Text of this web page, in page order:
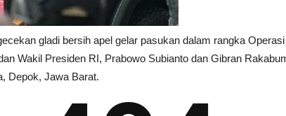
gladi bersih apel gelar pasukan dalam rangka
Wakil Presiden RI, Prabowo Subianto dan Gibran
Depok, Jawa Barat.